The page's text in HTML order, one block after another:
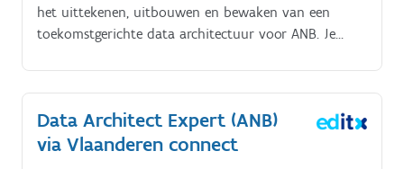
het uittekenen, uitbouwen en bewaken van een
toekomstgerichte data architectuur voor ANB. Je
herbruikbare manier beschikbaar wordt gesteld voor
operationele werking, rapportering, analyse en
innovatie.
Data Architect Expert (ANB)
via Vlaanderen connect